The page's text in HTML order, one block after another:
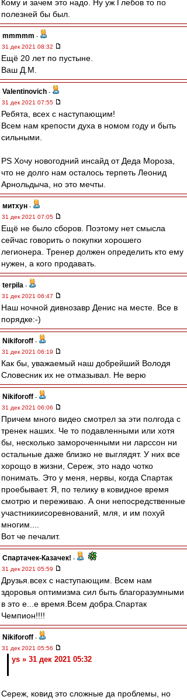
Кому и зачем это надо. Ну уж Глебов то по
полезней бы был.
mmmmm -
31 дек 2021 08:32
Ещё 20 лет по пустыне.
Ваш Д.М.
Valentinovich -
31 дек 2021 07:55
Ребята, всех с наступающим!
Всем нам крепости духа в номом году и быть
сильными.
PS Хочу новогодний инсайд от Деда Мороза,
что не долго нам осталось терпеть Леонид
Арнольдыча, но это мечты.
митхун -
31 дек 2021 07:05
Ещё не было сборов. Поэтому нет смысла
сейчас говорить о покупки хорошего
легионера. Тренер должен определить кто ему
нужен, а кого продавать.
terpila -
31 дек 2021 06:47
Наш ночной дивнозавр Денис на месте. Все в
порядке:-)
Nikiforoff -
31 дек 2021 06:19
Как бы, уважаемый наш добрейший Володя
Словесник их не отмазывал. Не верю
Nikiforoff -
31 дек 2021 06:06
Причем много видео смотрел за эти полгода с
тренек наших. Че то подавленными или хотя
бы, несколько замороченными ни ларссон ни
остальные даже близко не выглядят. У них все
хорощо в жизни, Сереж, это надо чотко
понимать. Это у меня, нервы, когда Спартак
проебывает. Я, по телику в ковидное время
смотрю и переживаю. А они непосредственные
участникиисоревнований, мля, и им похуй
многим....
Вот че печалит.
Спартачек-Казачек! -
31 дек 2021 05:59
Друзья.всех с наступающим. Всем нам
здоровья оптимизма сил быть благоразумными
в это е...е время.Всем добра.Спартак
Чемпион!!!!
Nikiforoff -
31 дек 2021 05:56
ys » 31 дек 2021 05:32
Сереж, ковид это сложные да проблемы, но